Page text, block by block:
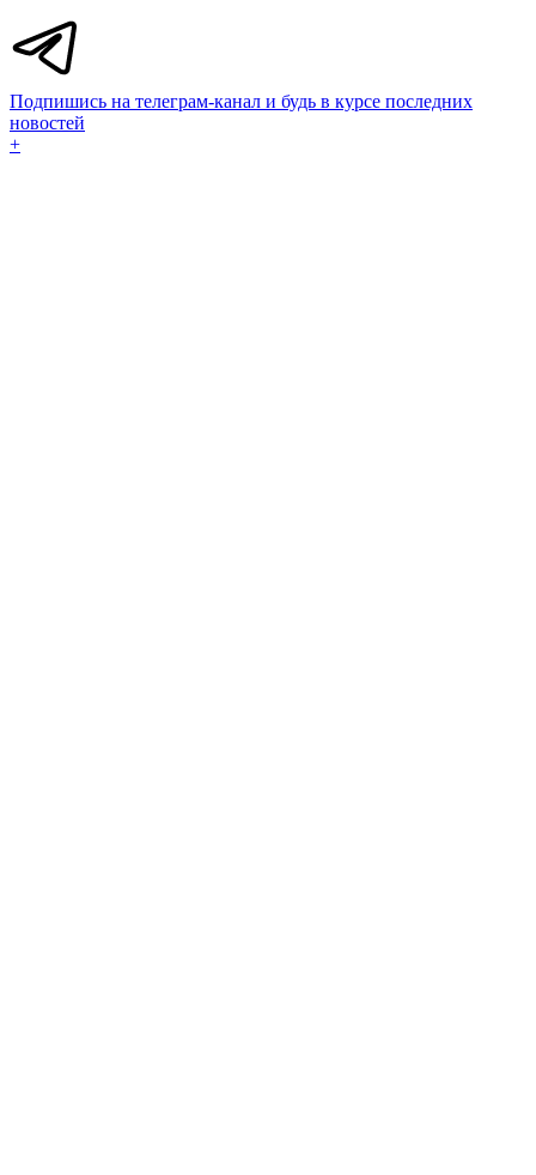
Подпишись на телеграм-канал и будь в курсе последних
новостей
+